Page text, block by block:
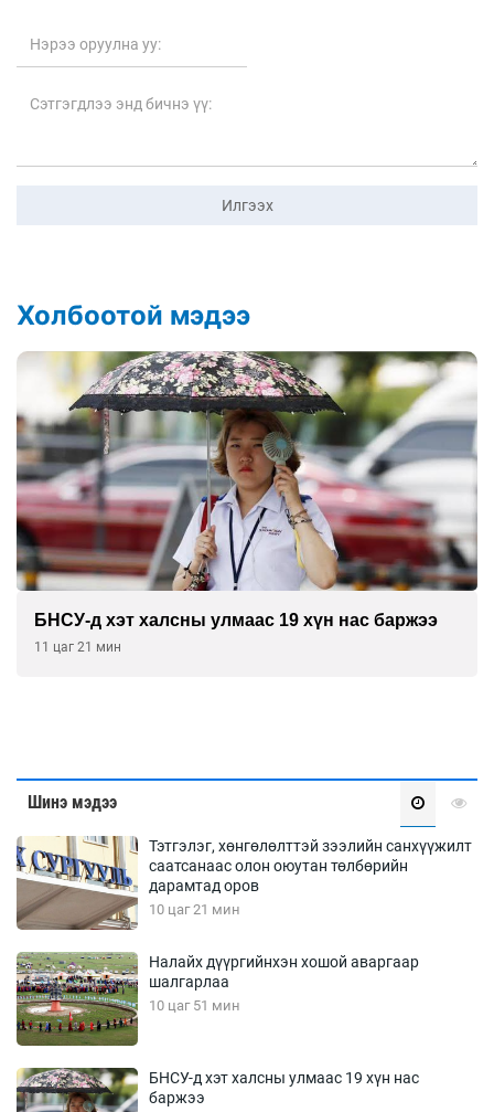
Илгээх
Холбоотой мэдээ
“DeepSeek” компани ӨМӨЗО-д хиймэл
дата төв байгуулахаар төлөвлөж байна
Шинэ мэдээ
Тэтгэлэг, хөнгөлөлттэй зээлийн санхүүжилт
саатсанаас олон оюутан төлбөрийн
дарамтад оров
10 цаг 21 мин
Налайх дүүргийнхэн хошой аваргаар
шалгарлаа
10 цаг 51 мин
БНСУ-д хэт халсны улмаас 19 хүн нас
баржээ